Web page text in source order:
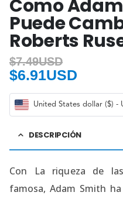
Como
Puede
Roberts
$7.49USD
$6.91USD
United States dollar ($) -
DESCRIPCIÓN
Con La riqueza de
famosa, Adam Smith